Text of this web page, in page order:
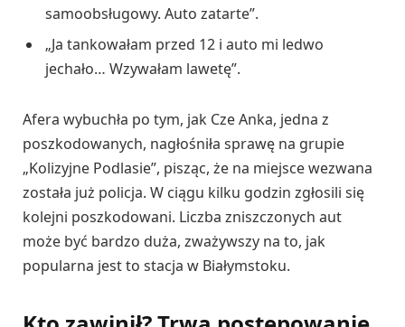
samoobsługowy. Auto zatarte”.
„Ja tankowałam przed 12 i auto mi ledwo
jechało… Wzywałam lawetę”.
Afera wybuchła po tym, jak Cze Anka, jedna z
poszkodowanych, nagłośniła sprawę na grupie
„Kolizyjne Podlasie”, pisząc, że na miejsce wezwana
została już policja. W ciągu kilku godzin zgłosili się
kolejni poszkodowani. Liczba zniszczonych aut
może być bardzo duża, zważywszy na to, jak
popularna jest to stacja w Białymstoku.